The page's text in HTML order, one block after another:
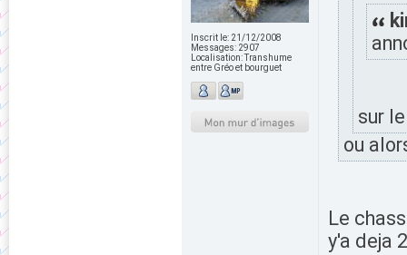
Inscrit le: 21/12/2008
Messages: 2907
Localisation:Transhume
entre Gréo et bourguet
sur
ou
Le
y'a deja